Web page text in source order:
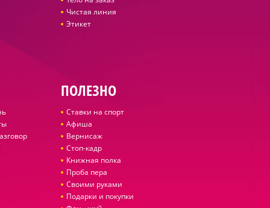
Чистая линия
Этикет
ПОЛЕЗНО
Ставки на спорт
Афиша
Вернисаж
Стоп-кадр
Книжная полка
Проба пера
Своими руками
Подарки и покупки